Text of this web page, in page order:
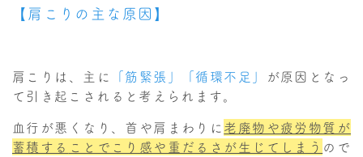
【肩こりの主な原因】
肩こりは、主に 「筋緊張」「循環不足」
が原因となっ
て引き起こされると考えられます。
血行が悪くなり、首や肩まわりに老廃物や疲労物質が
蓄積する ことでこり感や重だるさが生じてしまう ので